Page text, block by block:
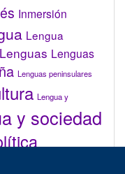
Inmersión
Lengua
Lenguas Lenguas
Lenguas peninsulares
Lengua y
y sociedad